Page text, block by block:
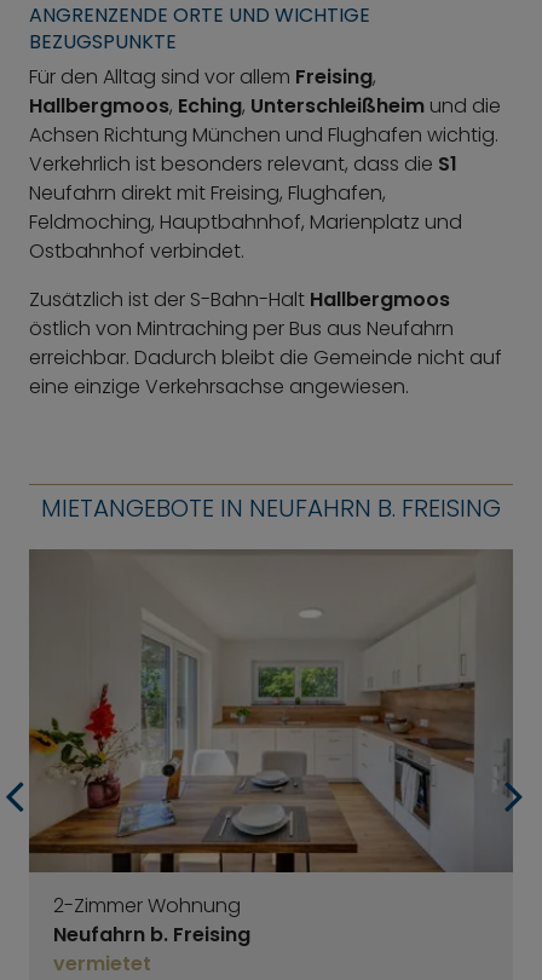
ANGRENZENDE ORTE UND WICHTIGE
BEZUGSPUNKTE
Für den Alltag sind vor allem Freising,
Hallbergmoos, Eching, Unterschleißheim und die
Achsen Richtung München und Flughafen wichtig.
Verkehrlich ist besonders relevant, dass die S1
Neufahrn direkt mit Freising, Flughafen,
Feldmoching, Hauptbahnhof, Marienplatz und
Ostbahnhof verbindet.
Zusätzlich ist der S-Bahn-Halt Hallbergmoos
östlich von Mintraching per Bus aus Neufahrn
erreichbar. Dadurch bleibt die Gemeinde nicht auf
eine einzige Verkehrsachse angewiesen.
MIETANGEBOTE IN NEUFAHRN B. FREISING
2-Zimmer Wohnung
Neufahrn b. Freising
vermietet